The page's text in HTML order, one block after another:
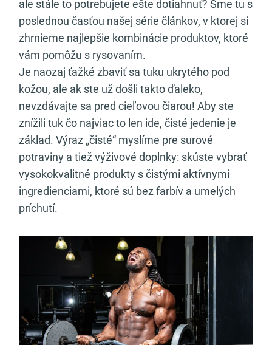
ale stále to potrebujete ešte dotiahnuť? Sme tu s
poslednou časťou našej série článkov, v ktorej si
zhrnieme najlepšie kombinácie produktov, ktoré
vám pomôžu s rysovaním.
Je naozaj ťažké zbaviť sa tuku ukrytého pod
kožou, ale ak ste už došli takto ďaleko,
nevzdávajte sa pred cieľovou čiarou! Aby ste
znížili tuk čo najviac to len ide, čisté jedenie je
základ. Výraz „čisté“ myslíme pre surové
potraviny a tiež výživové doplnky: skúste vybrať
vysokokvalitné produkty s čistými aktívnymi
ingredienciami, ktoré sú bez farbív a umelých
príchutí.